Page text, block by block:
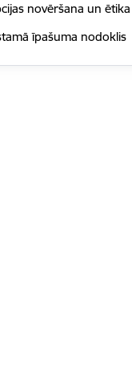
novēršana un ētika
īpašuma nodoklis